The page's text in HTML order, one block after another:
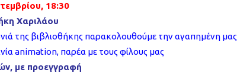
18:30
Χαριλάου
της βιβλιοθήκης παρακολουθούμε την αγαπημένη μας
animation, παρέα με τους φίλους μας
με προεγγραφή